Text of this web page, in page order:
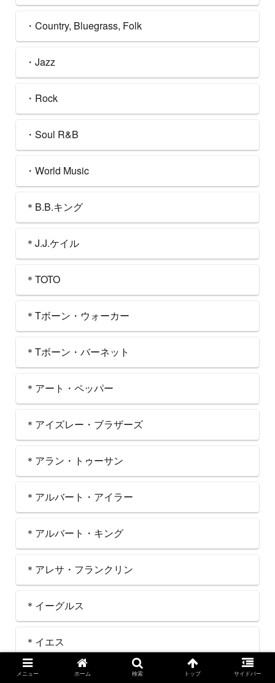
・Country, Bluegrass, Folk
・Jazz
・Rock
・Soul R&B
・World Music
＊B.B.キング
＊J.J.ケイル
＊TOTO
＊Tボーン・ウォーカー
＊Tボーン・バーネット
＊アート・ペッパー
＊アイズレー・ブラザーズ
＊アラン・トゥーサン
＊アルバート・アイラー
＊アルバート・キング
＊アレサ・フランクリン
＊イーグルス
＊イエス
＊ヴァン・モリソン
メニュー ホーム 検索 トップ サイドバー